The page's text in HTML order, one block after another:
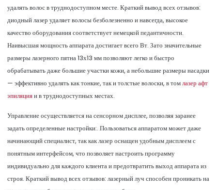
удалять волос в труднодоступном месте. Краткий вывод всех отзывов:
диодный лазер удаляет волосы безболезненно и навсегда, высокое
качество оборудования соответствует немецкой педантичности.
Наивысшая мощность аппарата достигает всего Вт. Зато значительные
размеры лазерного пятна 13х13 мм позволяют легко и быстро
обрабатывать даже большие участки кожи, а небольшие размеры насадки
— эффективно удалять как тонкие, так и толстые волоски, в томлазер афт
эпиляцияи в труднодоступных местах.
Управление осуществляется на сенсорном дисплее, позволяя заранее
задать определенные настройки:. Пользоваться аппаратом может даже
начинающий специалист, так как лазер оснащен удобным дисплеем с
понятным интерфейсом, что позволяет настроить программу
индивидуально для каждого клиента и предотвратить выход аппарата из
строя. Краткий вывод всех отзывов: лазерный луч способен проникать на